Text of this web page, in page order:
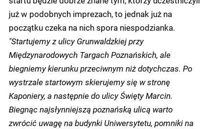
już w podobnych imprezach, to jednak już na
początku czeka na nich spora niespodzianka.
"Startujemy z ulicy Grunwaldzkiej przy
Międzynarodowych Targach Poznańskich, ale
biegniemy kierunku przeciwnym niż dotychczas. Po
wystrzale startowym skierujemy się w stronę
Kaponiery, a następnie do ulicy Święty Marcin.
Biegnąc najsłynniejszą poznańską ulicą warto
zwrócić uwagę na budynki Uniwersytetu, pomniki na